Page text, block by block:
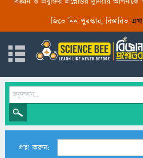
জিতে নিন পুরস্কার, বিস্তারিত
প্রশ্ন করুন: